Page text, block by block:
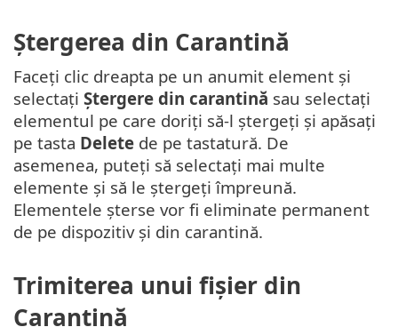
Ștergerea din Carantină
Faceți clic dreapta pe un anumit element și
selectați Ștergere din carantină sau selectați
elementul pe care doriți să-l ștergeți și apăsați
pe tasta Delete de pe tastatură. De
asemenea, puteți să selectați mai multe
elemente și să le ștergeți împreună.
Elementele șterse vor fi eliminate permanent
de pe dispozitiv și din carantină.
Trimiterea unui fișier din
Carantină